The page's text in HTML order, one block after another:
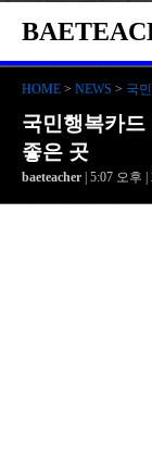
HOME > NEWS > 국
국민행복카
좋은 곳
baeteacher | 5:07 오후